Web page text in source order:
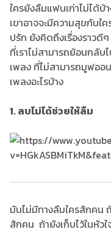
ใครยังลืมแฟนเก่าไม่ได้บ้
เขาอาจจะมีความสุขกับใ
ปรัก ยังคิดถึงเรื่องราวดี
ที่เราไม่สามารถย้อนกลับ
เพลง ที่ไม่สามารถมูฟออ
เพลงอะไรบ้าง
1. ลบไม่ได้ช่วยให้ลืม
มันไม่มีทางลืมใครสักคน
สักคน ถ้ายังเก็บไว้ในหัวใ